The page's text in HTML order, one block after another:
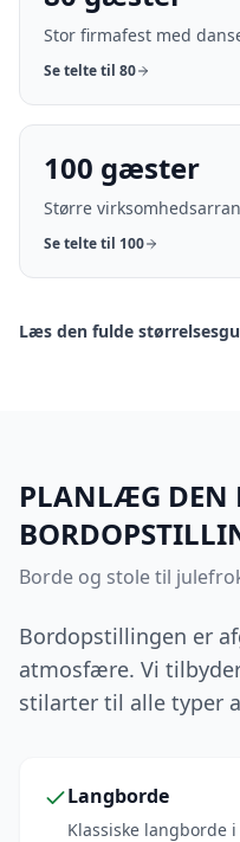
Stor firmafest med
Se telte til 80
100 gæster
Større
Se telte til 100
Læs den fulde
PLANLÆG DEN
Borde og stole til
Bordopstillingen er
atmosfære. Vi
stilarter til alle typer
Langborde
Klassiske langborde